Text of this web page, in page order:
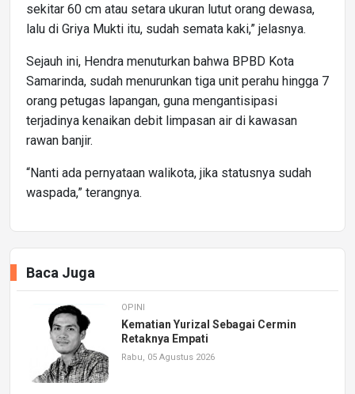
sekitar 60 cm atau setara ukuran lutut orang dewasa,
lalu di Griya Mukti itu, sudah semata kaki,” jelasnya.
Sejauh ini, Hendra menuturkan bahwa BPBD Kota
Samarinda, sudah menurunkan tiga unit perahu hingga 7
orang petugas lapangan, guna mengantisipasi
terjadinya kenaikan debit limpasan air di kawasan
rawan banjir.
“Nanti ada pernyataan walikota, jika statusnya sudah
waspada,” terangnya.
Baca Juga
OPINI
Kematian Yurizal Sebagai Cermin
Retaknya Empati
Rabu, 05 Agustus 2026